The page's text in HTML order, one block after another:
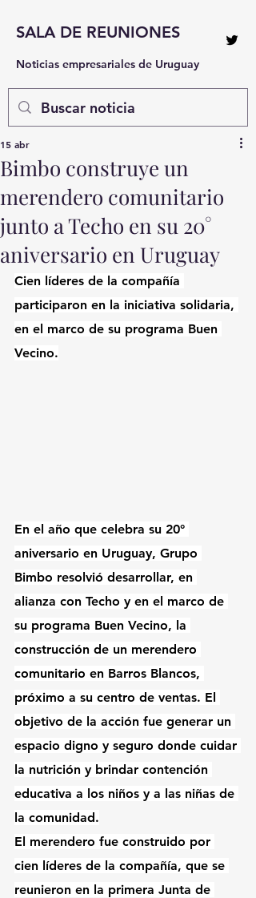
SALA DE REUNIONES
Noticias empresariales de Uruguay
Bimbo construye un
merendero comunitario
junto a Techo en su 20°
aniversario en Uruguay
15 abr
Cien líderes de la compañía
participaron en la iniciativa solidaria,
en el marco de su programa Buen
Vecino.
En el año que celebra su 20°
aniversario en Uruguay, Grupo
Bimbo resolvió desarrollar, en
alianza con Techo y en el marco de
su programa Buen Vecino, la
construcción de un merendero
comunitario en Barros Blancos,
próximo a su centro de ventas. El
objetivo de la acción fue generar un
espacio digno y seguro donde cuidar
la nutrición y brindar contención
educativa a los niños y a las niñas de
la comunidad.
El merendero fue construido por
cien líderes de la compañía, que se
reunieron en la primera Junta de